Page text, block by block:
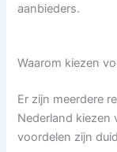
aanbieders.
Waarom kiezen
Er zijn meerdere
Nederland kiezen
voordelen zijn